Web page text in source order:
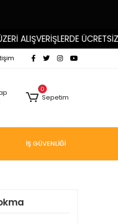
ÜCRETSİZ
0
Sepetim
İŞ GÜVENLİĞİ